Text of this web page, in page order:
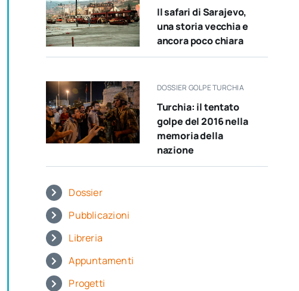
Il safari di Sarajevo,
una storia vecchia e
ancora poco chiara
DOSSIER GOLPE TURCHIA
Turchia: il tentato
golpe del 2016 nella
memoria della
nazione
Dossier
Pubblicazioni
Libreria
Appuntamenti
Progetti